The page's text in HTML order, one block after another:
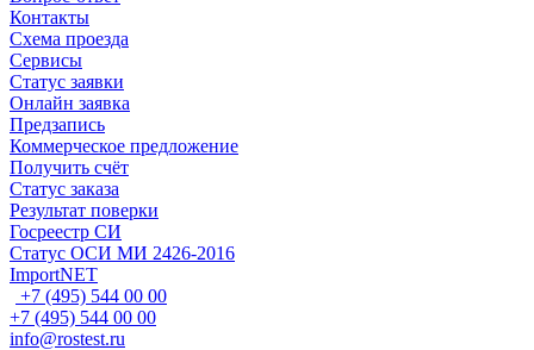
Контакты
Схема проезда
Сервисы
Статус заявки
Онлайн заявка
Предзапись
Коммерческое предложение
Получить счёт
Статус заказа
Результат поверки
Госреестр СИ
Статус ОСИ МИ 2426-2016
ImportNET
+7 (495) 544 00 00
+7 (495) 544 00 00
info@rostest.ru